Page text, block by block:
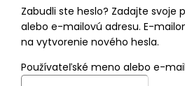
Zabudli ste heslo? Zadajte svoje
alebo e-mailovú adresu. E-
na vytvorenie nového hesla.
Používateľské meno alebo e-